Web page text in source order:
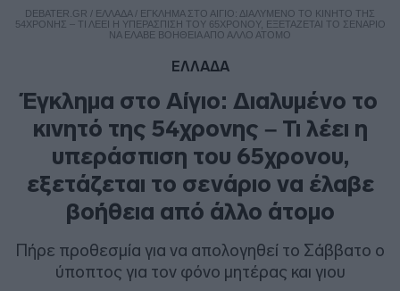
DEBATER.GR / ΕΛΛΑΔΑ/ ΈΓΚΛΗΜΑ ΣΤΟ ΑΊΓΙΟ: ΔΙΑΛΥΜΈΝΟ ΤΟ ΚΙΝΗΤΌ ΤΗΣ
54ΧΡΟΝΗΣ – ΤΙ ΛΈΕΙ Η ΥΠΕΡΆΣΠΙΣΗ ΤΟΥ 65ΧΡΟΝΟΥ, ΕΞΕΤΆΖΕΤΑΙ ΤΟ ΣΕΝΆΡΙΟ
ΝΑ ΈΛΑΒΕ ΒΟΉΘΕΙΑ ΑΠΌ ΆΛΛΟ ΆΤΟΜΟ
ΕΛΛΑΔΑ
Έγκλημα στο Αίγιο: Διαλυμένο το
κινητό της 54χρονης – Τι λέει η
υπεράσπιση του 65χρονου,
εξετάζεται το σενάριο να έλαβε
βοήθεια από άλλο άτομο
Πήρε προθεσμία για να απολογηθεί το Σάββατο ο
ύποπτος για τον φόνο μητέρας και γιου